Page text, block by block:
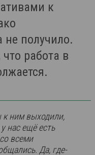
к
не получило.
работа в
к ним выходили,
нас ещё есть
всеми
Да, где-